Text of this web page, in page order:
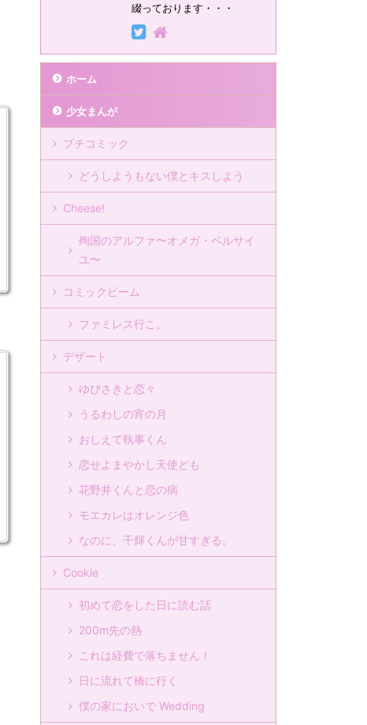
綴っております・・・
ホーム
少女まんが
プチコミック
どうしようもない僕とキスしよう
Cheese!
殉国のアルファ〜オメガ・ベルサイ
ユ〜
コミックビーム
ファミレス行こ。
デザート
ゆびさきと恋々
うるわしの宵の月
おしえて執事くん
恋せよまやかし天使ども
花野井くんと恋の病
モエカレはオレンジ色
なのに、千輝くんが甘すぎる。
Cookie
初めて恋をした日に読む話
200m先の熱
これは経費で落ちません！
日に流れて橋に行く
僕の家においで Wedding